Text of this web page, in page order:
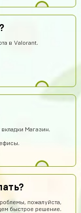
в Valorant.
Магазин.
пожалуйста,
быстрое решение.
не поверил
10 часов назад